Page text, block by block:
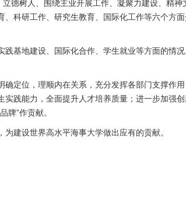
德树人、围绕主业开展工作、凝聚力建设、精
科研工作、研究生教育、国际化工作等六个方
基地建设、国际化合作、学生就业等方面的情
位，理顺内在关系，充分发挥各部门支撑作
践能力，全面提升人才培养质量；进一步加强
牌”作贡献。
建设世界高水平海事大学做出应有的贡献。